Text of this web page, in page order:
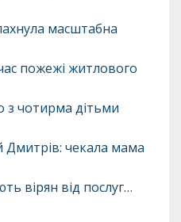
масштабна
пожежі житлового
з чотирма дітьми
Дмитрів: чекала мама
вірян від послуг…